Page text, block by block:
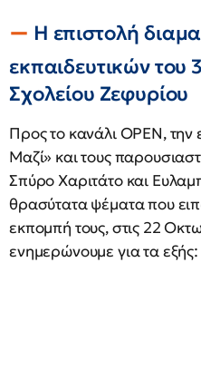
Η επιστολή
εκπαιδευτικών του 3
Σχολείου Ζεφυρίου
Προς το κανάλι OPEN,
Μαζί» και τους
Σπύρο Χαριτάτο και
θρασύτατα ψέματα που
εκπομπή τους, στις 22
ενημερώνουμε για τα εξής: